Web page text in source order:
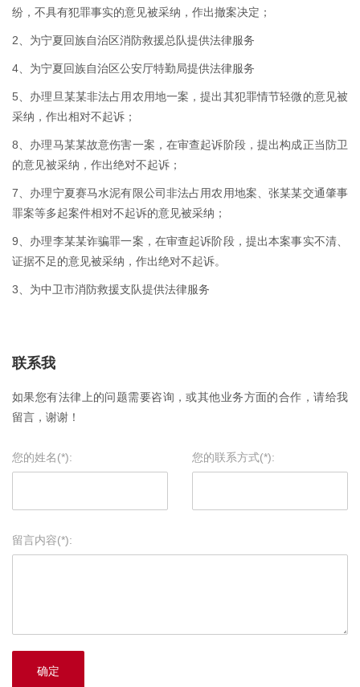
纷，不具有犯罪事实的意见被采纳，作出撤案决定；
2、为宁夏回族自治区消防救援总队提供法律服务
4、为宁夏回族自治区公安厅特勤局提供法律服务
5、办理旦某某非法占用农用地一案，提出其犯罪情节轻微的意见被
采纳，作出相对不起诉；
8、办理马某某故意伤害一案，在审查起诉阶段，提出构成正当防卫
的意见被采纳，作出绝对不起诉；
7、办理宁夏赛马水泥有限公司非法占用农用地案、张某某交通肇事
罪案等多起案件相对不起诉的意见被采纳；
9、办理李某某诈骗罪一案，在审查起诉阶段，提出本案事实不清、
证据不足的意见被采纳，作出绝对不起诉。
3、为中卫市消防救援支队提供法律服务
联系我
如果您有法律上的问题需要咨询，或其他业务方面的合作，请给我
留言，谢谢！
您的姓名(*): 您的联系方式(*):
留言内容(*):